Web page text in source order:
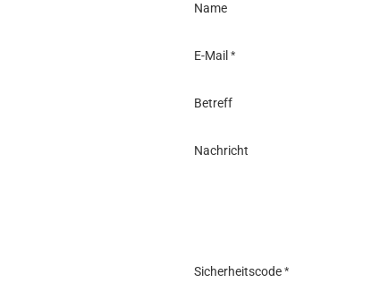
Name
E-Mail
Betreff
Nachricht
Sicherheitscode